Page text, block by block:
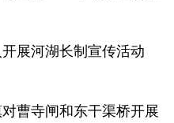
展河湖长制宣传活动
曹寺闸和东干渠桥开展